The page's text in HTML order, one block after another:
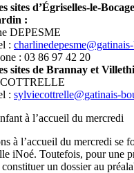
sites d’Égriselles-le-
:
DEPESME
:
: 03 86 97 42 20
sites de Brannay et
: sylviecottrelle@gatinais-
à l’accueil du mercredi
à l’accueil du mercredi se
iNoé. Toutefois, pour une
constituer un dossier au